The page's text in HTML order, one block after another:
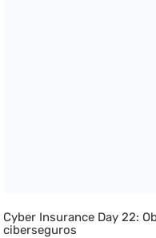
Cyber Insurance Day 22:
ciberseguros